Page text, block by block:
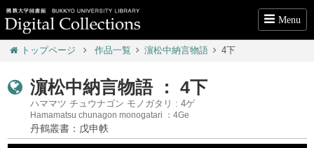
Menu
トップページ 作品一覧 濵松中納言物語 4下
濵松中納言物語 ： 4下
ハママツ チュウナゴン モノガタリ : 4ゲ
Hamamatsu chunagon monogatari ：4Ge
丹鶴叢書：戊申帙